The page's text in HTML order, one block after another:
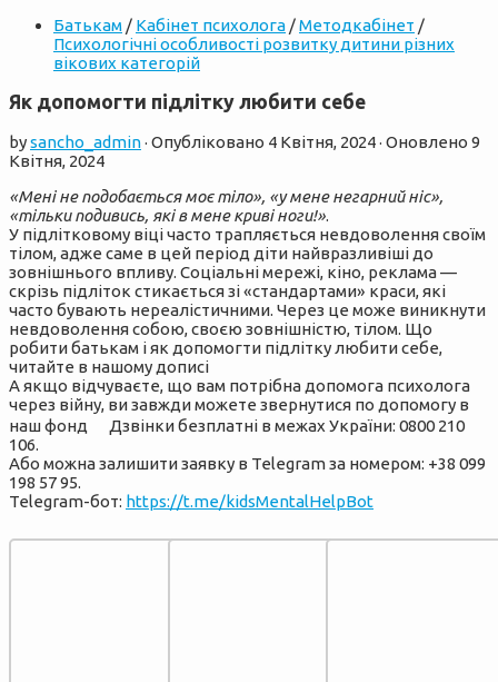
Батькам / Кабінет психолога /Методкабінет /
Психологічні особливості розвитку дитини різних
вікових категорій
Як допомогти підлітку любити себе
bysancho_admin· Опубліковано 4 Квітня, 2024· Оновлено 9
Квітня, 2024
«Мені не подобається моє тіло», «у мене негарний ніс»,
«тільки подивись, які в мене криві ноги!».
У підлітковому віці часто трапляється невдоволення своїм
тілом, адже саме в цей період діти найвразливіші до
зовнішнього впливу. Соціальні мережі, кіно, реклама —
скрізь підліток стикається зі «стандартами» краси, які
часто бувають нереалістичними. Через це може виникнути
невдоволення собою, своєю зовнішністю, тілом. Що
робити батькам і як допомогти підлітку любити себе,
читайте в нашому дописі
А якщо відчуваєте, що вам потрібна допомога психолога
через війну, ви завжди можете звернутися по допомогу в
наш фонд
Дзвінки безплатні в межах України: 0800 210
106.
Або можна залишити заявку в Telegram за номером: +38 099
198 57 95.
Telegram-бот: https://t.me/kidsMentalHelpBot